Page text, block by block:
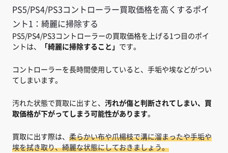
PS5/PS4/PS3コントローラー買取価格を高くするポイ
ント1：綺麗に掃除する
PS5/PS4/PS3コントローラーの買取価格を上げる1つ目のポイ
ントは、
「綺麗に掃除すること」 です。
コントローラーを長時間使用していると、手垢や埃などがつい
てしまいます。
汚れた状態で買取に出すと、 汚れが傷と判断されてしまい、買
取価格が下がってしまう可能性があります。
買取に出す際は、 柔らかい布や爪楊枝で溝に溜まったや手垢や
埃を拭き取り、綺麗な状態にしておきましょう。